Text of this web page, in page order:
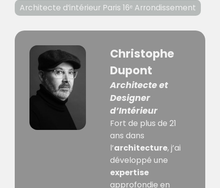
Architecte d’intérieur Paris 16ᵉ Arrondissement
Christophe
Dupont
Architecte et
Designer
d’Intérieur
Fort de plus de 21
ans dans
l’architecture, j’ai
développé une
expertise
approfondie en